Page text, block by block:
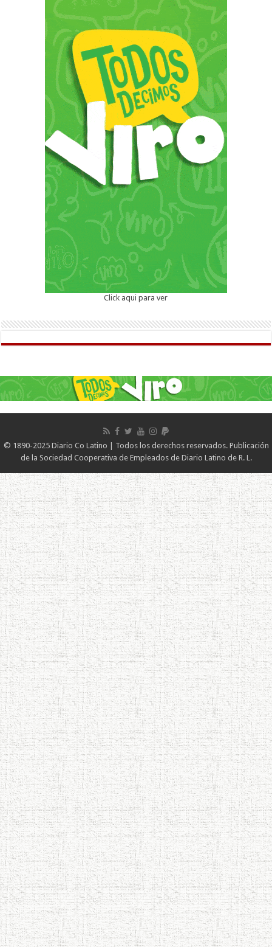
Click aqui para ver
© 1890-2025 Diario Co Latino | Todos los derechos reservados. Publicación
de la Sociedad Cooperativa de Empleados de Diario Latino de R. L.